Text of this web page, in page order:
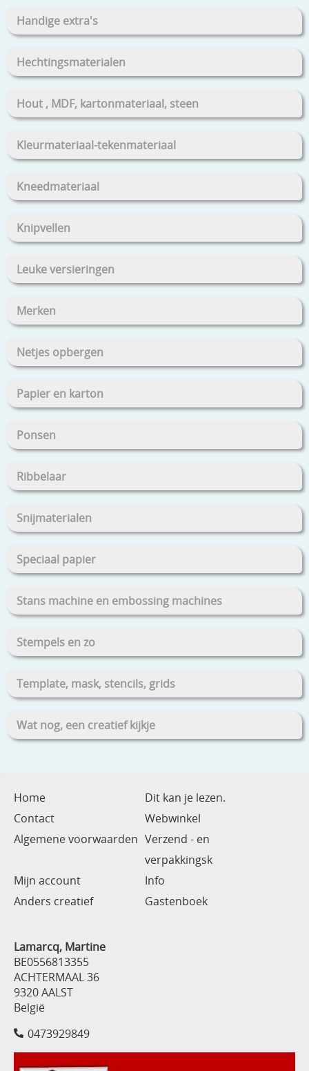
Handige extra's
Hechtingsmaterialen
Hout , MDF, kartonmateriaal, steen
Kleurmateriaal-tekenmateriaal
Kneedmateriaal
Knipvellen
Leuke versieringen
Merken
Netjes opbergen
Papier en karton
Ponsen
Ribbelaar
Snijmaterialen
Speciaal papier
Stans machine en embossing machines
Stempels en zo
Template, mask, stencils, grids
Wat nog, een creatief kijkje
Home
Dit kan je lezen.
Contact
Webwinkel
Algemene voorwaarden Verzend - en
verpakkingsk
Mijn account
Info
Anders creatief
Gastenboek
Lamarcq, Martine
BE0556813355
ACHTERMAAL 36
9320 AALST
België
0473929849